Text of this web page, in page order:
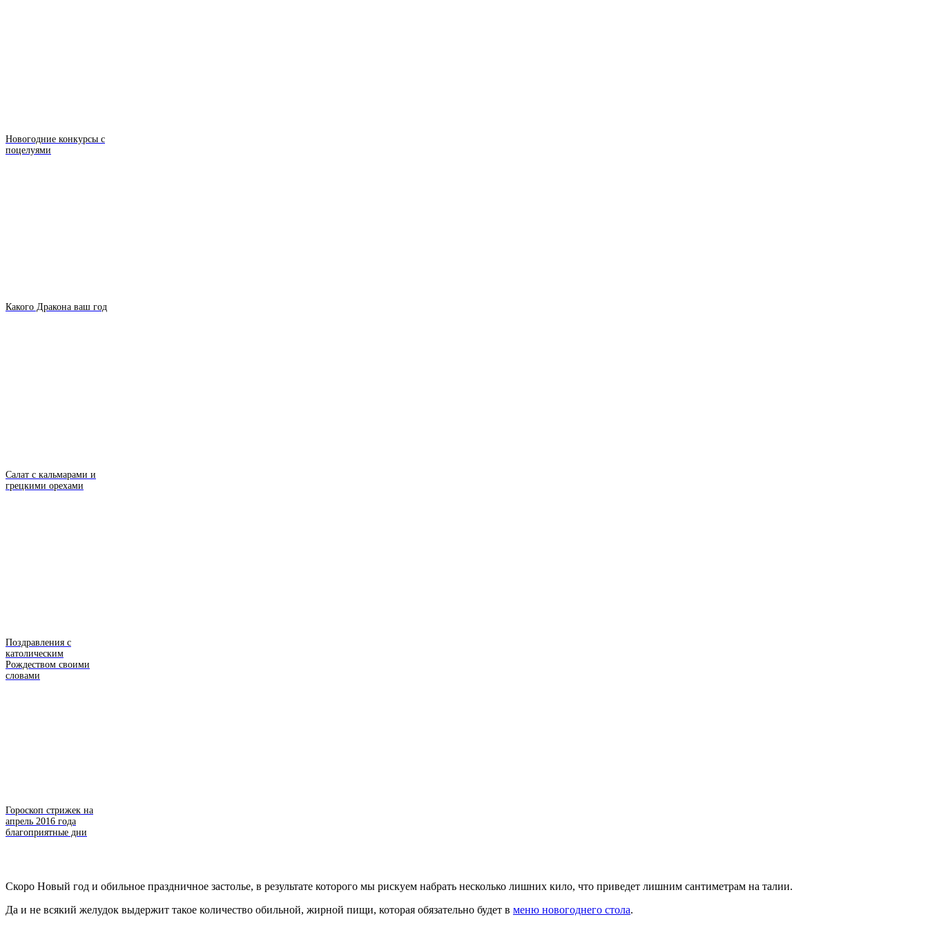
Новогодние конкурсы с
поцелуями
Какого Дракона ваш год
Салат с кальмарами и
грецкими орехами
Поздравления с
католическим
Рождеством своими
словами
Гороскоп стрижек на
апрель 2016 года
благоприятные дни
Скоро Новый год и обильное праздничное застолье, в результате которого мы рискуем набрать несколько лишних кило, что приведет лишним сантиметрам на талии.
Да и не всякий желудок выдержит такое количество обильной, жирной пищи, которая обязательно будет в меню новогоднего стола.